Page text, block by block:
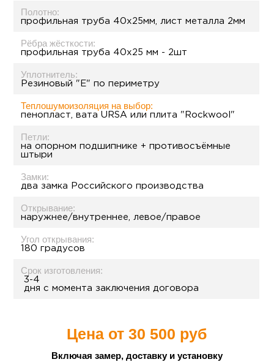
Полотно:
профильная труба 40х25мм, лист металла 2мм
Рёбра жёсткости:
профильная труба 40х25 мм - 2шт
Уплотнитель:
Резиновый "Е" по периметру
Теплошумоизоляция на выбор:
пенопласт, вата URSA или плита "Rockwool"
Петли:
на опорном подшипнике + противосъёмные
штыри
Замки:
два замка Российского производства
Открывание:
наружнее/внутреннее, левое/правое
Угол открывания:
180 градусов
Срок изготовления:
3-4
дня с момента заключения договора
Цена от30 500 руб
Включая замер, доставку и установку